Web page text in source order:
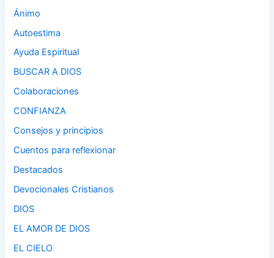
Ánimo
Autoestima
Ayuda Espiritual
BUSCAR A DIOS
Colaboraciones
CONFIANZA
Consejos y principios
Cuentos para reflexionar
Destacados
Devocionales Cristianos
DIOS
EL AMOR DE DIOS
EL CIELO